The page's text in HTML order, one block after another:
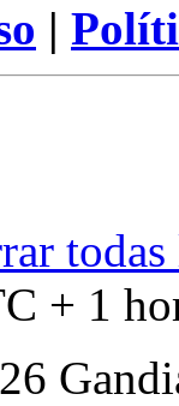
|
+ 1